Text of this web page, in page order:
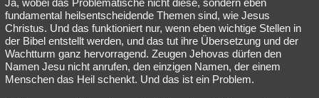
Ja, wobei das Problematische nicht diese, sondern eben
fundamental heilsentscheidende Themen sind, wie Jesus
Christus. Und das funktioniert nur, wenn eben wichtige Stellen in
der Bibel entstellt werden, und das tut ihre Übersetzung und der
Wachtturm ganz hervorragend. Zeugen Jehovas dürfen den
Namen Jesu nicht anrufen, den einzigen Namen, der einem
Menschen das Heil schenkt. Und das ist ein Problem.